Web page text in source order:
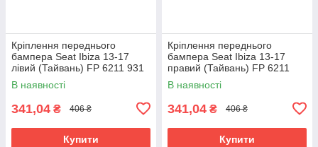
Кріплення переднього
бампера Seat Ibiza 13-17
лівий (Тайвань) FP 6211 931
В наявності
341,04 ₴ 406 ₴
Купити
Кріплення переднього
бампера Seat Ibiza 13-17
правий (Тайвань) FP 6211
932
В наявності
341,04 ₴ 406 ₴
Купити